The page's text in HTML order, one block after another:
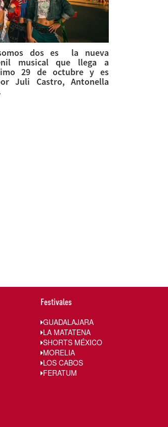
dos es la nueva
musical que llega a
29 de octubre y es
Juli Castro, Antonella
Festivales
GUADALAJARA
LA MATATENA
SHORTS MÉXICO
MORELIA
LOS CABOS
FERATUM